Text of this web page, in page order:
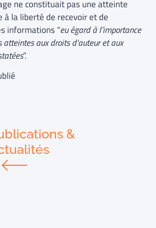
ne constituait pas une atteinte
à la liberté de recevoir et de
informations “eu égard à l’importance
aux droits d’auteur et aux
”.
&